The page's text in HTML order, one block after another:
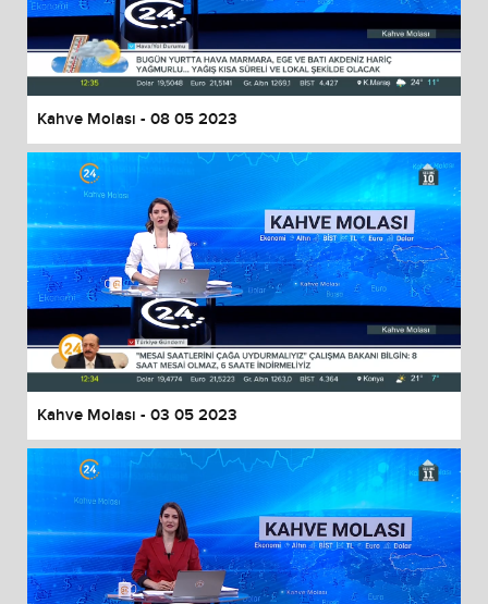
Kahve Molası - 08 05 2023
Kahve Molası - 03 05 2023